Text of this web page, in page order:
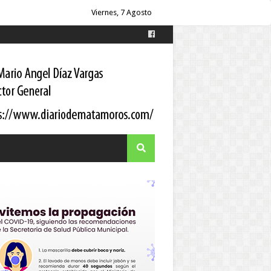
a los pacientes Viernes, 7 Agosto